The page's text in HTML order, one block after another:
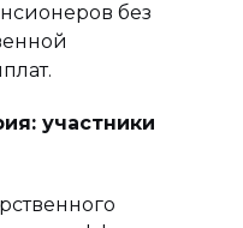
без
участники